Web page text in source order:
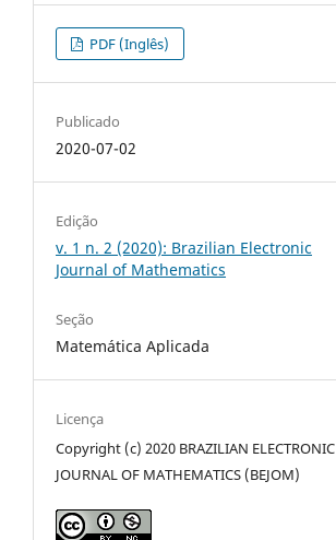
PDF (Inglês)
Publicado
2020-07-02
Edição
v. 1 n. 2 (2020): Brazilian Electronic
Journal of Mathematics
Seção
Matemática Aplicada
Licença
Copyright (c) 2020 BRAZILIAN ELECTRONIC
JOURNAL OF MATHEMATICS (BEJOM)